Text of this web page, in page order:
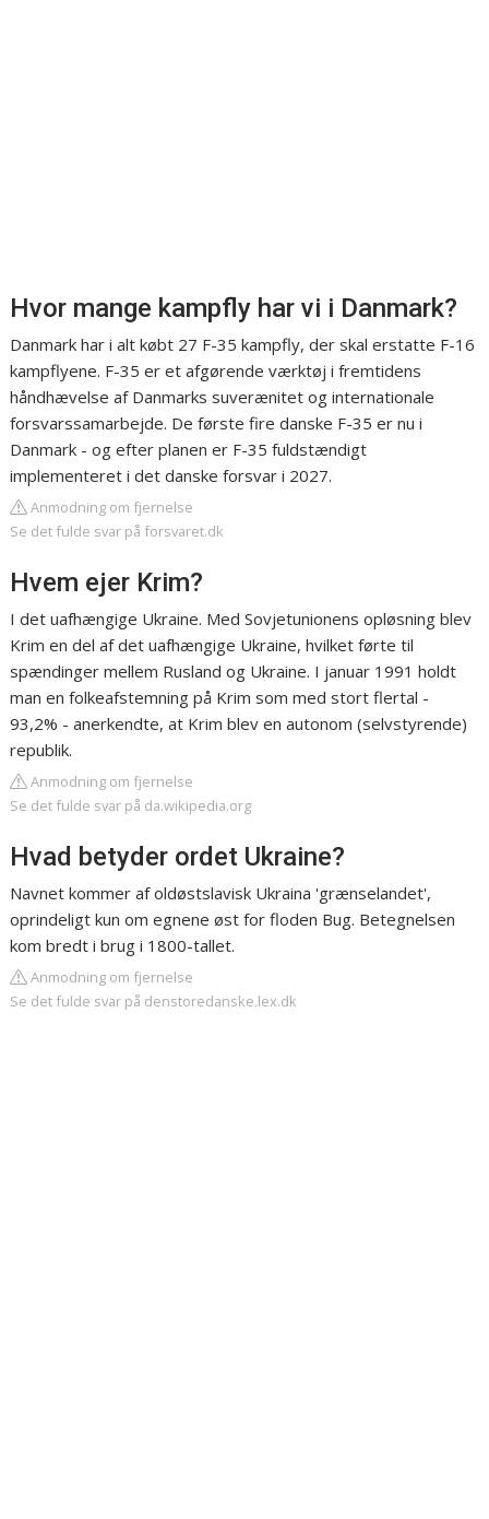
Hvor mange kampfly har vi i Danmark?
Danmark har i alt købt 27 F-35 kampfly, der skal erstatte F-16
kampflyene. F-35 er et afgørende værktøj i fremtidens
håndhævelse af Danmarks suverænitet og internationale
forsvarssamarbejde. De første fire danske F-35 er nu i
Danmark - og efter planen er F-35 fuldstændigt
implementeret i det danske forsvar i 2027.
Anmodning om fjernelse
Se det fulde svar på forsvaret.dk
Hvem ejer Krim?
I det uafhængige Ukraine. Med Sovjetunionens opløsning blev
Krim en del af det uafhængige Ukraine, hvilket førte til
spændinger mellem Rusland og Ukraine. I januar 1991 holdt
man en folkeafstemning på Krim som med stort flertal -
93,2% - anerkendte, at Krim blev en autonom (selvstyrende)
republik.
Anmodning om fjernelse
Se det fulde svar på da.wikipedia.org
Hvad betyder ordet Ukraine?
Navnet kommer af oldøstslavisk Ukraina 'grænselandet',
oprindeligt kun om egnene øst for floden Bug. Betegnelsen
kom bredt i brug i 1800-tallet.
Anmodning om fjernelse
Se det fulde svar på denstoredanske.lex.dk